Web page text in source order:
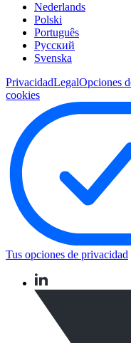
Nederlands
Polski
Português
Pусский
Svenska
PrivacidadLegalOpciones
cookies
Tus opciones de privacidad